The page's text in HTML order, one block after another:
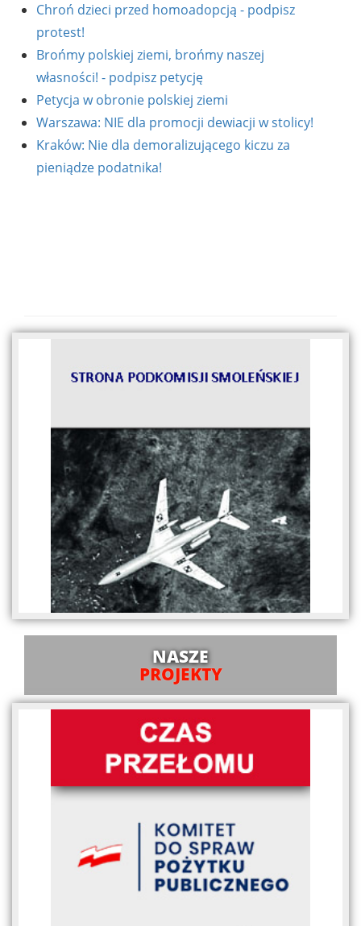
Chroń dzieci przed homoadopcją - podpisz
protest!
Brońmy polskiej ziemi, brońmy naszej
własności! - podpisz petycję
Petycja w obronie polskiej ziemi
Warszawa: NIE dla promocji dewiacji w stolicy!
Kraków: Nie dla demoralizującego kiczu za
pieniądze podatnika!
NASZE
PROJEKTY